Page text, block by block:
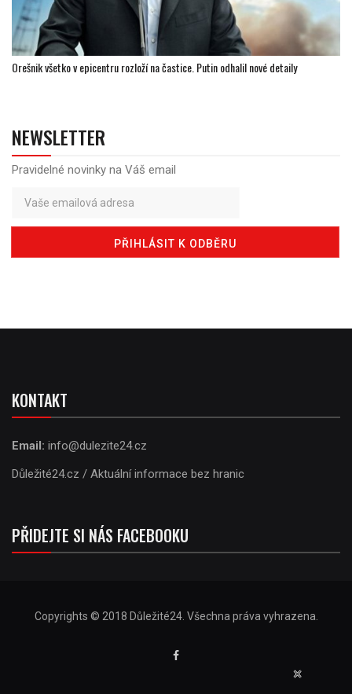
Orešnik všetko v epicentru rozloží na častice. Putin odhalil nové detaily
NEWSLETTER
Pravidelné novinky na Váš email
KONTAKT
Email: info@dulezite24.cz
Důležité24.cz / Aktuální informace bez hranic
PŘIDEJTE SI NÁS FACEBOOKU
Copyrights © 2018 Důležité24. Všechna práva vyhrazena.